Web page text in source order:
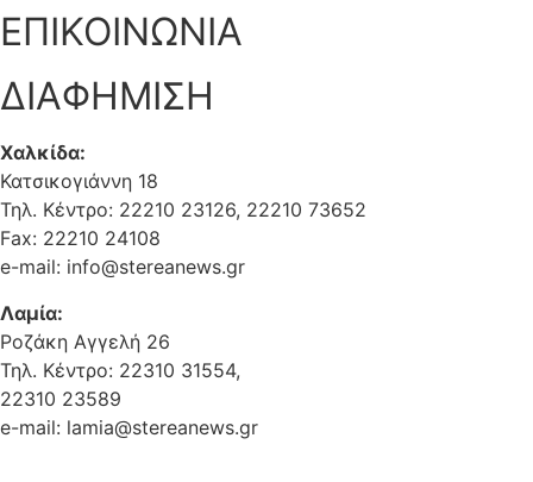
ΕΠΙΚΟΙΝΩΝΙΑ
ΔΙΑΦΗΜΙΣΗ
Χαλκίδα:
Κατσικογιάννη 18
Τηλ. Κέντρο: 22210 23126, 22210 73652
Fax: 22210 24108
e-mail: info@stereanews.gr
Λαμία:
Ροζάκη Αγγελή 26
Τηλ. Κέντρο: 22310 31554,
22310 23589
e-mail: lamia@stereanews.gr